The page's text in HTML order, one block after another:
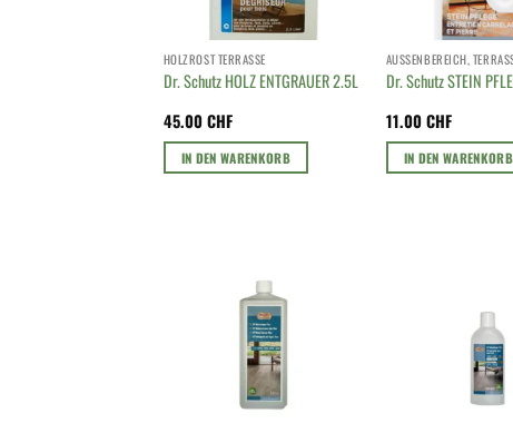
HOLZROST TERRASSE
Dr. Schutz HOLZ ENTGRAUER 2.5L
45.00CHF
IN DEN WARENKORB
Dr. Schutz STEIN
11.00CHF
IN DEN WARENKORB